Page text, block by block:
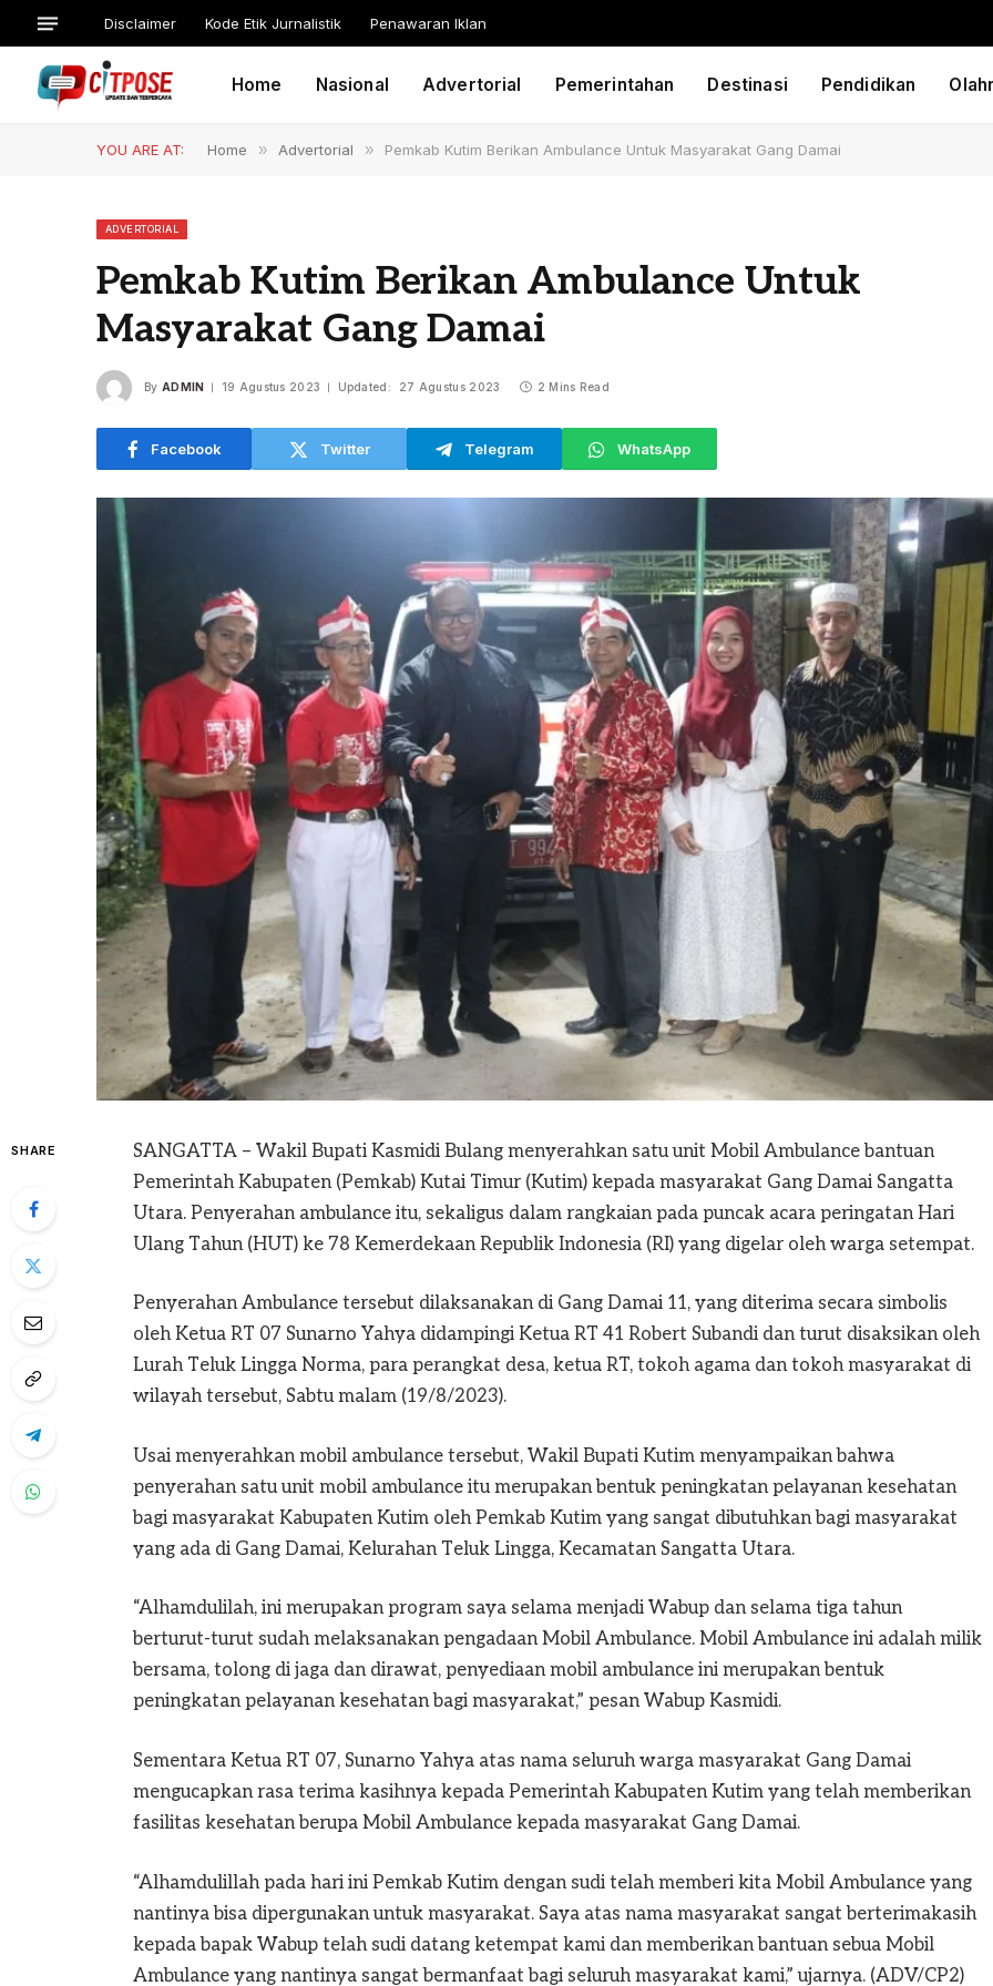
Disclaimer Kode Etik Jurnalistik Penawaran Iklan
Home Nasional Advertorial Pemerintahan Destinasi Pendidikan
YOU ARE AT: Home » Advertorial » Pemkab Kutim Berikan Ambulance Untuk Masyarakat Gang Damai
ADVERTORIAL
Pemkab Kutim Berikan Ambulance Untuk
Masyarakat Gang Damai
By ADMIN 19 Agustus 2023 Updated: 27 Agustus 2023 2 Mins Read
Facebook Twitter Telegram WhatsApp
SHARE
SANGATTA – Wakil Bupati Kasmidi Bulang menyerahkan satu unit Mobil Ambulance bantuan
Pemerintah Kabupaten (Pemkab) Kutai Timur (Kutim) kepada masyarakat Gang Damai Sangatta
Utara. Penyerahan ambulance itu, sekaligus dalam rangkaian pada puncak acara peringatan Hari
Ulang Tahun (HUT) ke 78 Kemerdekaan Republik Indonesia (RI) yang digelar oleh warga setempat.
Penyerahan Ambulance tersebut dilaksanakan di Gang Damai 11, yang diterima secara simbolis
oleh Ketua RT 07 Sunarno Yahya didampingi Ketua RT 41 Robert Subandi dan turut disaksikan oleh
Lurah Teluk Lingga Norma, para perangkat desa, ketua RT, tokoh agama dan tokoh masyarakat di
wilayah tersebut, Sabtu malam (19/8/2023).
Usai menyerahkan mobil ambulance tersebut, Wakil Bupati Kutim menyampaikan bahwa
penyerahan satu unit mobil ambulance itu merupakan bentuk peningkatan pelayanan kesehatan
bagi masyarakat Kabupaten Kutim oleh Pemkab Kutim yang sangat dibutuhkan bagi masyarakat
yang ada di Gang Damai, Kelurahan Teluk Lingga, Kecamatan Sangatta Utara.
“Alhamdulilah, ini merupakan program saya selama menjadi Wabup dan selama tiga tahun
berturut-turut sudah melaksanakan pengadaan Mobil Ambulance. Mobil Ambulance ini adalah milik
bersama, tolong di jaga dan dirawat, penyediaan mobil ambulance ini merupakan bentuk
peningkatan pelayanan kesehatan bagi masyarakat,” pesan Wabup Kasmidi.
Sementara Ketua RT 07, Sunarno Yahya atas nama seluruh warga masyarakat Gang Damai
mengucapkan rasa terima kasihnya kepada Pemerintah Kabupaten Kutim yang telah memberikan
fasilitas kesehatan berupa Mobil Ambulance kepada masyarakat Gang Damai.
“Alhamdulillah pada hari ini Pemkab Kutim dengan sudi telah memberi kita Mobil Ambulance yang
nantinya bisa dipergunakan untuk masyarakat. Saya atas nama masyarakat sangat berterimakasih
kepada bapak Wabup telah sudi datang ketempat kami dan memberikan bantuan sebua Mobil
Ambulance yang nantinya sangat bermanfaat bagi seluruh masyarakat kami,” ujarnya. (ADV/CP2)